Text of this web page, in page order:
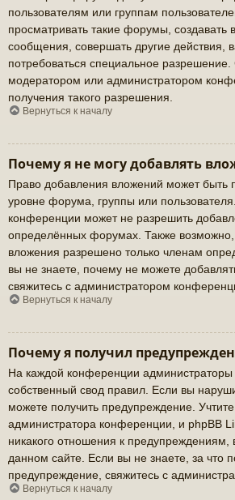
пользователям или группам
просматривать такие форумы, создавать
сообщения, совершать другие действия,
потребоваться специальное разрешение.
модератором или администратором
получения такого разрешения.
Вернуться к началу
Почему я не могу добавлять
Право добавления вложений может быть
уровне форума, группы или
конференции может не разрешить
определённых форумах. Также возможно,
вложения разрешено только членам
вы не знаете, почему не можете
свяжитесь с администратором
Вернуться к началу
Почему я получил
На каждой конференции администраторы
собственный свод правил. Если вы
можете получить предупреждение.
администратора конференции, и phpBB
никакого отношения к
данном сайте. Если вы не знаете, за что
предупреждение, свяжитесь с
Вернуться к началу